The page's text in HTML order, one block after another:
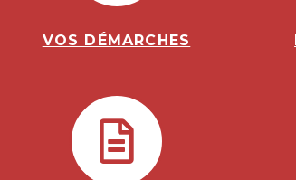
VOS DÉMARCHES